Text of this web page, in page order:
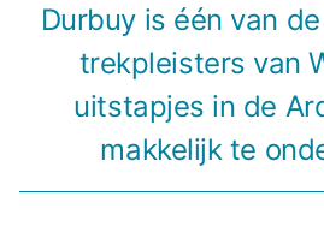
Durbuy is één van
trekpleisters van
uitstapjes in de
makkelijk te